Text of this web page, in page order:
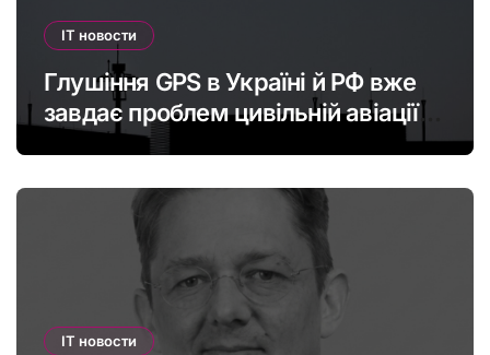
IT новости
Глушіння GPS в Україні й РФ вже
завдає проблем цивільній авіації в
Європі: наскільки це небезпечно
IT новости